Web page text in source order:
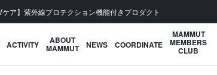
会員登録で【5,500円 (税込) 以上 送料無料】
ACTIVITY ABOUT
MAMMUT NEWS COORDINATE
MAMMUT
MEMBERS
CLUB